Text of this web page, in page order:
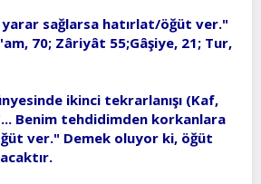
sağlarsa hatırlat/öğüt ver."
70; Zâriyât 55;Gâşiye, 21; Tur,
ikinci tekrarlanışı (Kaf,
Benim tehdidimden korkanlara
ver." Demek oluyor ki, öğüt